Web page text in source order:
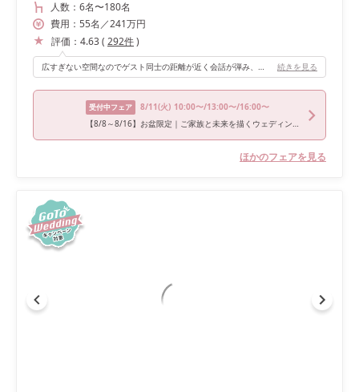
人数： 6名〜180名
費用： 55名 ／241万円
評価： 4.63( 292件)
広すぎない空間なのでゲスト同士の距離が近く会話が弾み、会場全体が温かい雰囲気に包まれました。 高砂はテーブルではなくソファ席にしたことでゲストが訪れやすく一人一人と沢山写真を撮ることができました。 また、装花はあえて低めに飾ってもらうことで遠くの席からもムービーが見やすく、好評でした。 続きを見る
受付中フェア 8/11(火) 10:00〜/13:00〜/16:00〜
【8/8～8/16】お盆限定｜ご家族と未来を描くウェディングフェア
ほかのフェアを見る